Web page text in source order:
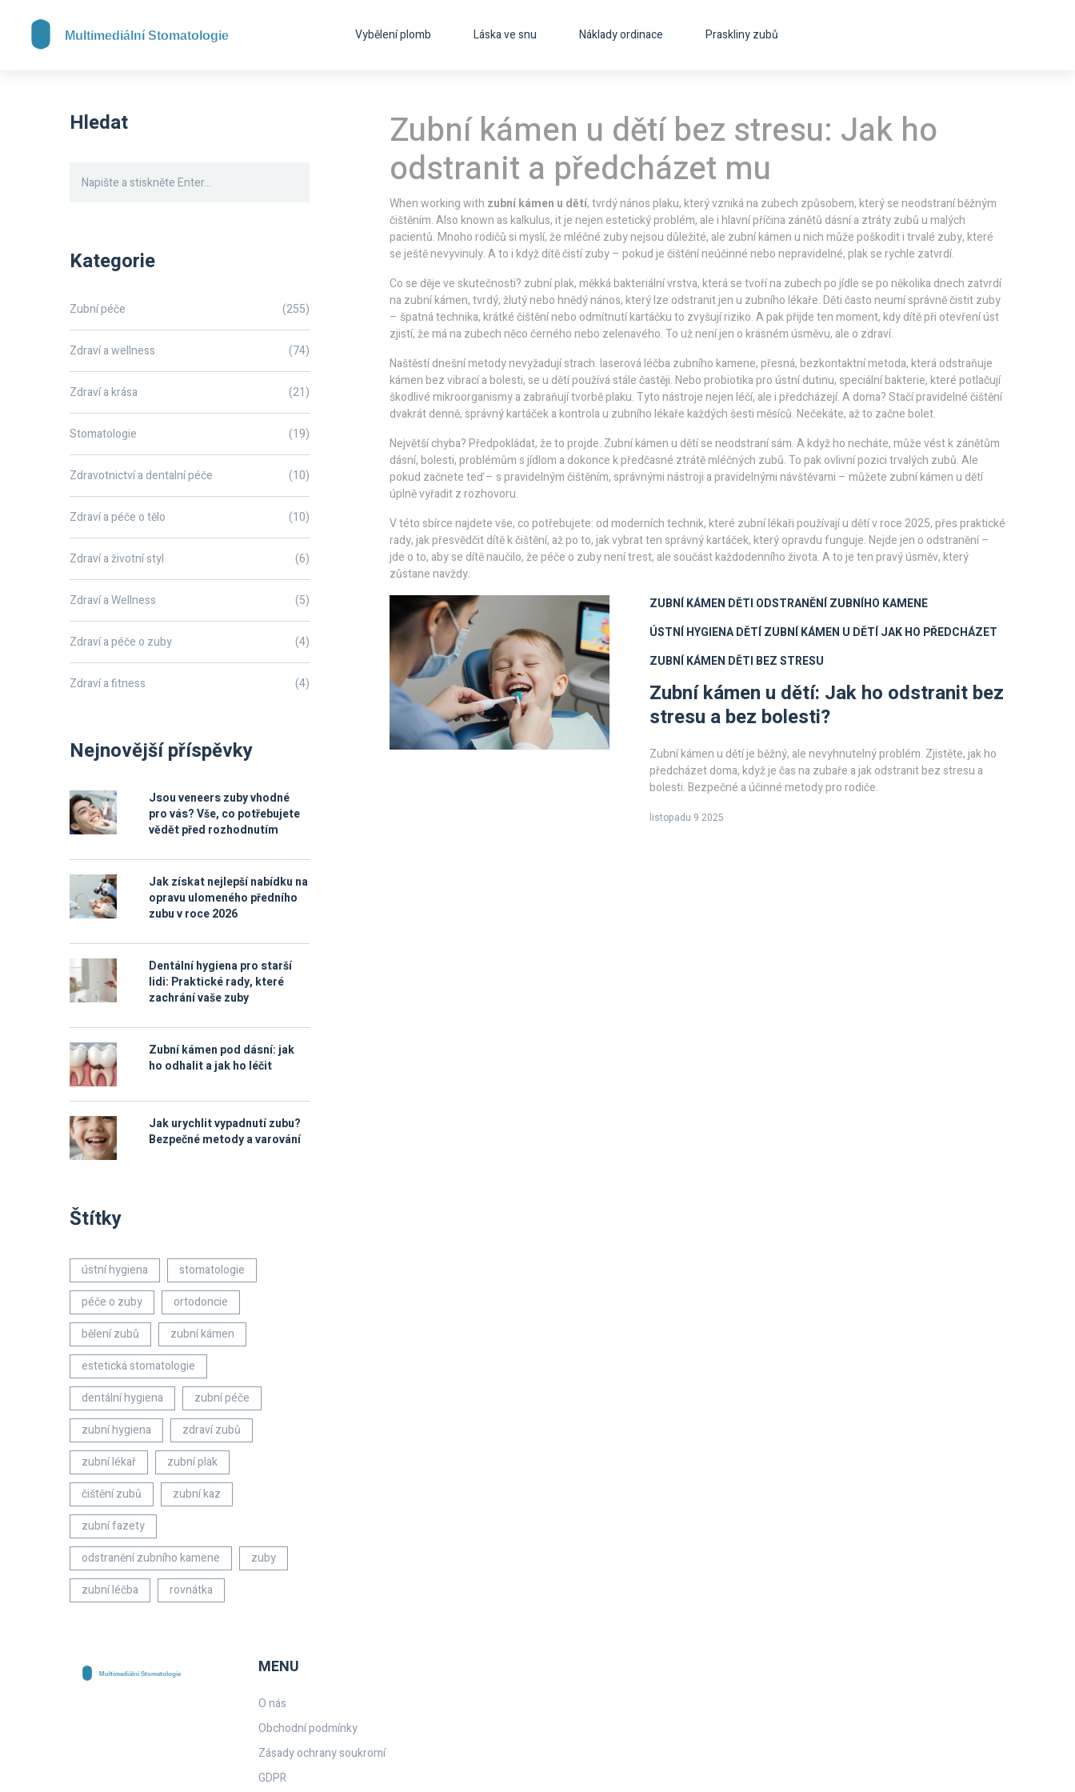
Vybělení plomb Láska ve snu Náklady ordinace Praskliny zubů
Zubní kámen u dětí bez stresu: Jak ho
odstranit a předcházet mu
When working with zubní kámen u dětí,tvrdý nános plaku, který vzniká na zubech způsobem, který se neodstraní běžným
čištěním. Also known askalkulus, itje nejen estetický problém, ale i hlavní příčina zánětů dásní a ztráty zubů u malých
pacientů.Mnoho rodičů si myslí, že mléčné zuby nejsou důležité, ale zubní kámen u nich může poškodit i trvalé zuby, které
se ještě nevyvinuly. A to i když dítě čistí zuby – pokud je čištění neúčinné nebo nepravidelné, plak se rychle zatvrdí.
Co se děje ve skutečnosti? zubní plak,měkká bakteriální vrstva, která se tvoří na zubech po jídle se po několika dnech zatvrdí
na zubní kámen,tvrdý, žlutý nebo hnědý nános, který lze odstranit jen u zubního lékaře. Děti často neumí správně čistit zuby
– špatná technika, krátké čištění nebo odmítnutí kartáčku to zvyšují riziko. A pak přijde ten moment, kdy dítě při otevření úst
zjistí, že má na zubech něco černého nebo zelenavého. To už není jen o krásném úsměvu, ale o zdraví.
Naštěstí dnešní metody nevyžadují strach.laserová léčba zubního kamene,přesná, bezkontaktní metoda, která odstraňuje
kámen bez vibrací a bolesti, se u dětí používá stále častěji. Neboprobiotika pro ústní dutinu, speciální bakterie, které potlačují
škodlivé mikroorganismy a zabraňují tvorbě plaku. Tyto nástroje nejen léčí, ale i předcházejí. A doma? Stačí pravidelné čištění
dvakrát denně, správný kartáček a kontrola u zubního lékaře každých šesti měsíců. Nečekáte, až to začne bolet.
Největší chyba? Předpokládat, že to projde. Zubní kámen u dětí se neodstraní sám. A když ho necháte, může vést k zánětům
dásní, bolesti, problémům s jídlom a dokonce k předčasné ztrátě mléčných zubů. To pak ovlivní pozici trvalých zubů. Ale
pokud začnete teď – s pravidelným čištěním, správnými nástroji a pravidelnými návštěvami – můžete zubní kámen u dětí
úplně vyřadit z rozhovoru.
V této sbírce najdete vše, co potřebujete: od moderních technik, které zubní lékaři používají u dětí v roce 2025, přes praktické
rady, jak přesvědčit dítě k čištění, až po to, jak vybrat ten správný kartáček, který opravdu funguje. Nejde jen o odstranění –
jde o to, aby se dítě naučilo, že péče o zuby není trest, ale součást každodenního života. A to je ten pravý úsměv, který
zůstane navždy.
ZUBNÍ KÁMEN DĚTI ODSTRANĚNÍ ZUBNÍHO KAMENE
ÚSTNÍ HYGIENA DĚTÍZUBNÍ KÁMEN U DĚTÍ JAK HO PŘEDCHÁZET
ZUBNÍ KÁMEN DĚTI BEZ STRESU
Zubní kámen u dětí: Jak ho odstranit bez
stresu a bez bolesti?
Zubní kámen u dětí je běžný, ale nevyhnutelný problém. Zjistěte, jak ho
předcházet doma, když je čas na zubaře a jak odstranit bez stresu a
bolesti. Bezpečné a účinné metody pro rodiče.
listopadu 9 2025
Hledat
Kategorie
Zubní péče (255)
Zdraví a wellness (74)
Zdraví a krása (21)
Stomatologie (19)
Zdravotnictví a dentalní péče (10)
Zdraví a péče o tělo (10)
Zdraví a životní styl (6)
Zdraví a Wellness (5)
Zdraví a péče o zuby (4)
Zdraví a fitness (4)
Nejnovější příspěvky
Jsou veneers zuby vhodné
pro vás? Vše, co potřebujete
vědět před rozhodnutím
Jak získat nejlepší nabídku na
opravu ulomeného předního
zubu v roce 2026
Dentální hygiena pro starší
lidi: Praktické rady, které
zachrání vaše zuby
Zubní kámen pod dásní: jak
ho odhalit a jak ho léčit
Jak urychlit vypadnutí zubu?
Bezpečné metody a varování
Štítky
ústní hygiena
stomatologie
péče o zuby
ortodoncie
bělení zubů
zubní kámen
estetická stomatologie
dentální hygiena
zubní péče
zubní hygiena
zdraví zubů
zubní lékař
zubní plak
čištění zubů
zubní kaz
zubní fazety
odstranění zubního kamene
zuby
zubní léčba
rovnátka
MENU
O nás
Obchodní podmínky
Zásady ochrany soukromí
GDPR